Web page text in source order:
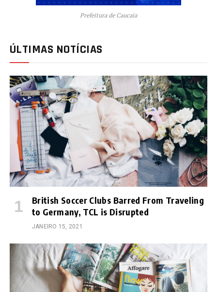
Prefeitura de Caucaia
ÚLTIMAS NOTÍCIAS
British Soccer Clubs Barred From Traveling
to Germany, TCL is Disrupted
JANEIRO 15, 2021